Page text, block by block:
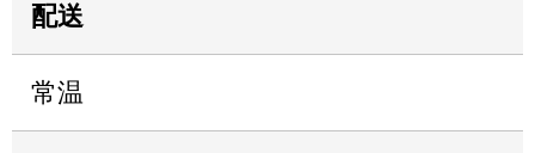
配送
常温